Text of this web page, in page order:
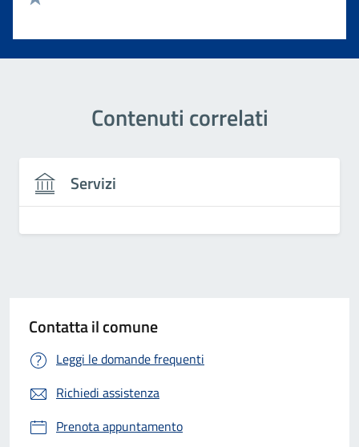
Contenuti correlati
Servizi
Contatta il comune
Leggi le domande frequenti
Richiedi assistenza
Prenota appuntamento